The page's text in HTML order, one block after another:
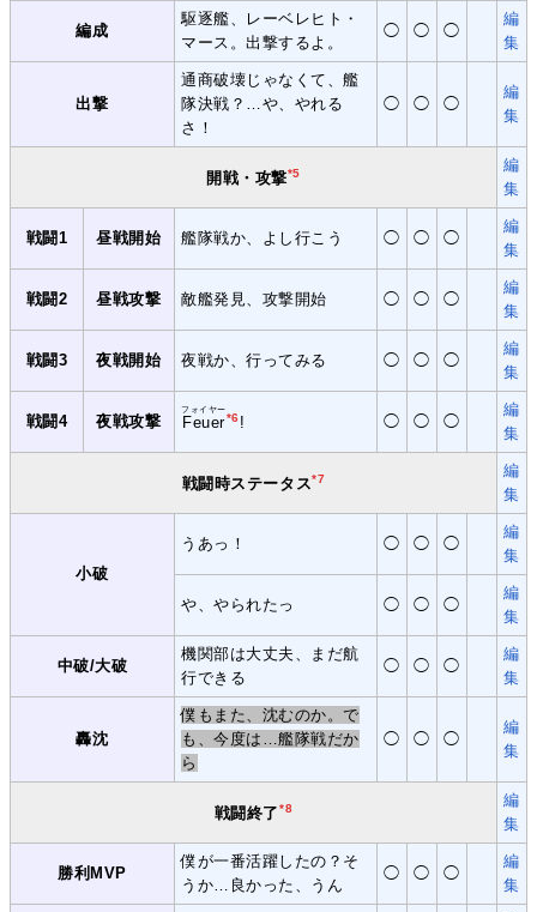
編成
駆逐艦、レーベレヒト・
マース。出撃するよ。
◯ ◯ ◯
編
集
出撃
通商破壊じゃなくて、艦
隊決戦？…や、やれる
さ！
◯ ◯ ◯
編
集
開戦・攻撃*5
編
集
戦闘1 昼戦開始 艦隊戦か、よし行こう ◯ ◯ ◯
編
集
戦闘2 昼戦攻撃 敵艦発見、攻撃開始 ◯ ◯ ◯
編
集
戦闘3 夜戦開始 夜戦か、行ってみる ◯ ◯ ◯
編
集
戦闘4 夜戦攻撃 Feuer
フォイヤー
*6! ◯ ◯ ◯
編
集
戦闘時ステータス*7
編
集
小破
うあっ！ ◯ ◯ ◯
編
集
や、やられたっ ◯ ◯ ◯
編
集
中破/大破
機関部は大丈夫、まだ航
行できる
◯ ◯ ◯
編
集
轟沈
僕もまた、沈むのか。で
も、今度は…艦隊戦だか
ら
◯ ◯ ◯
編
集
戦闘終了*8
編
集
勝利MVP
僕が一番活躍したの？そ
うか…良かった、うん
◯ ◯ ◯
編
集